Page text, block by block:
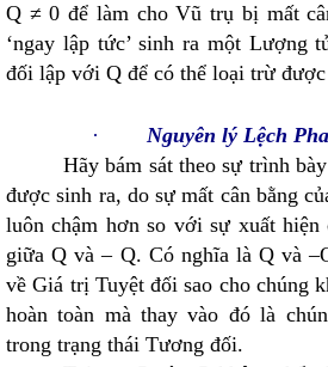
Q ≠ 0 để làm cho Vũ trụ bị mất
‘ngay lập tức’ sinh ra một Lượng
đối lập với Q để có thể loại trừ
· Nguyên lý Lệch
Hãy bám sát theo sự trình
được sinh ra, do sự mất cân bằng
luôn chậm hơn so với sự xuất hiện
giữa Q và – Q. Có nghĩa là Q và
về Giá trị Tuyệt đối sao cho chúng
hoàn toàn mà thay vào đó là
trong trạng thái Tương đối.